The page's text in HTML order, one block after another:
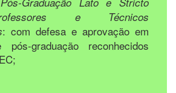
e Técnicos
: com defesa e aprovação em
pós-graduação reconhecidos